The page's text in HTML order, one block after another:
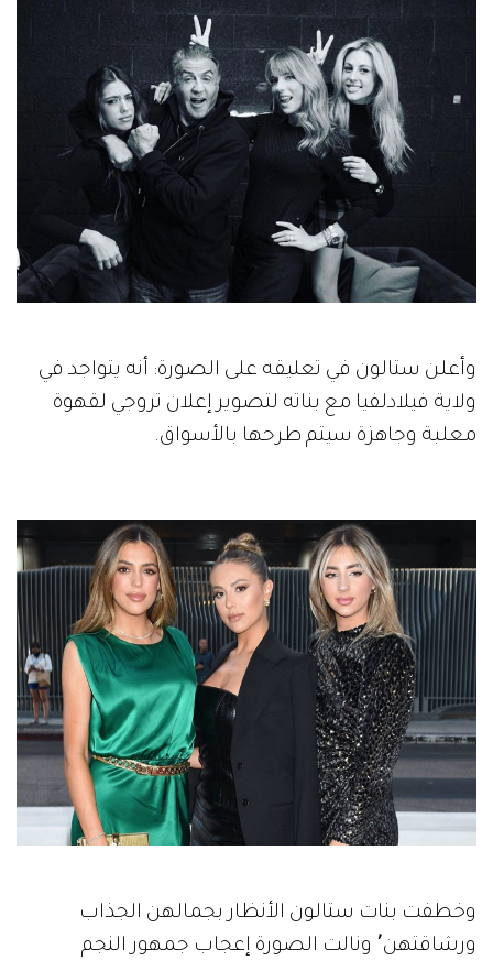
وأعلن ستالون في تعليقه على الصورة: أنه يتواجد في
ولاية فيلادلفيا مع بناته لتصوير إعلان تروجي لقهوة
معلبة وجاهزة سيتم طرحها بالأسواق.
وخطفت بنات ستالون الأنظار بجمالهن الجذاب
ورشاقتهن٬ ونالت الصورة إعجاب جمهور النجم